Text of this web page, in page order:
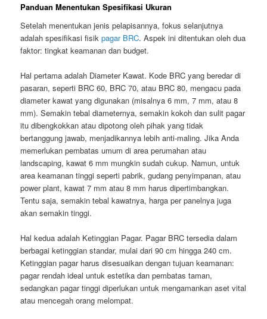
Panduan Menentukan Spesifikasi Ukuran
Setelah menentukan jenis pelapisannya, fokus selanjutnya
adalah spesifikasi fisikpagar BRC. Aspek ini ditentukan oleh dua
faktor: tingkat keamanan dan budget.
Hal pertama adalah Diameter Kawat. Kode BRC yang beredar di
pasaran, seperti BRC 60, BRC 70, atau BRC 80, mengacu pada
diameter kawat yang digunakan (misalnya 6 mm, 7 mm, atau 8
mm). Semakin tebal diameternya, semakin kokoh dan sulit pagar
itu dibengkokkan atau dipotong oleh pihak yang tidak
bertanggung jawab, menjadikannya lebih anti-maling. Jika Anda
memerlukan pembatas umum di area perumahan atau
landscaping, kawat 6 mm mungkin sudah cukup. Namun, untuk
area keamanan tinggi seperti pabrik, gudang penyimpanan, atau
power plant, kawat 7 mm atau 8 mm harus dipertimbangkan.
Tentu saja, semakin tebal kawatnya, harga per panelnya juga
akan semakin tinggi.
Hal kedua adalah Ketinggian Pagar. Pagar BRC tersedia dalam
berbagai ketinggian standar, mulai dari 90 cm hingga 240 cm.
Ketinggian pagar harus disesuaikan dengan tujuan keamanan:
pagar rendah ideal untuk estetika dan pembatas taman,
sedangkan pagar tinggi diperlukan untuk mengamankan aset vital
atau mencegah orang melompat.